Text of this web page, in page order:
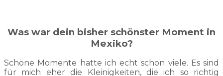
Was war dein bisher schönster Moment in
Mexiko?
Schöne Momente hatte ich echt schon viele. Es sind
für mich eher die Kleinigkeiten, die ich so richtig